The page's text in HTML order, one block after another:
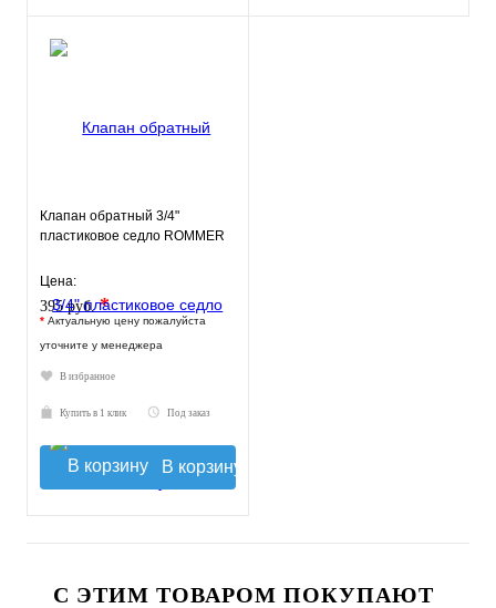
Клапан обратный 3/4"
пластиковое седло ROMMER
Цена:
395 руб.*
* Актуальную цену пожалуйста
уточните у менеджера
В избранное
Купить в 1 клик Под заказ
В корзину
С ЭТИМ ТОВАРОМ ПОКУПАЮТ